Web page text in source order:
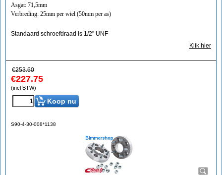
Asgat: 71,5mm
Verbreding: 25mm per wiel (50mm per as)
Standaard schroefdraad is 1/2" UNF
Klik hier
€253.60
€227.75
(incl BTW)
Koop nu
S90-4-30-008*1138